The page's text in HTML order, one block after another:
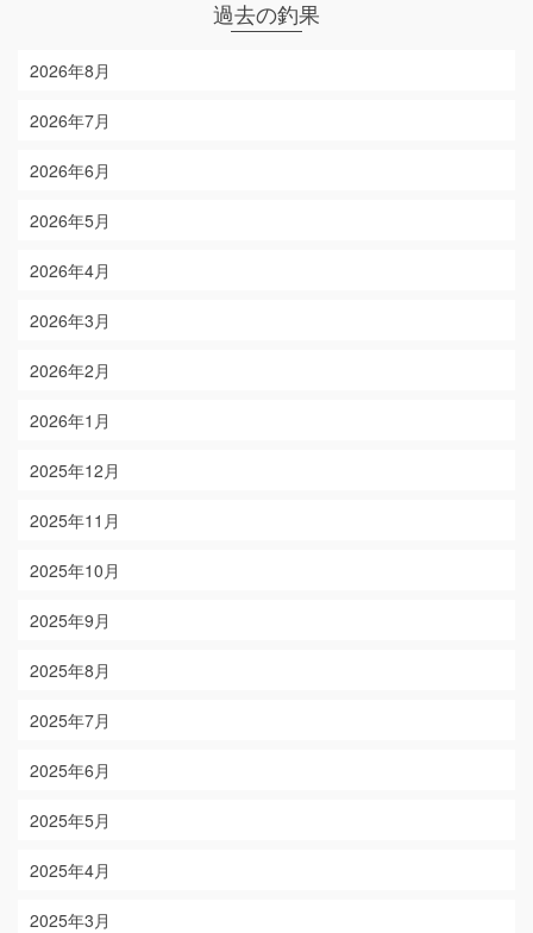
過去の釣果
2026年8月
2026年7月
2026年6月
2026年5月
2026年4月
2026年3月
2026年2月
2026年1月
2025年12月
2025年11月
2025年10月
2025年9月
2025年8月
2025年7月
2025年6月
2025年5月
2025年4月
2025年3月